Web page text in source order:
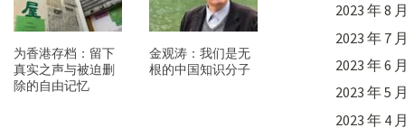
为香港存档：留下
真实之声与被迫删
除的自由记忆
金观涛：我们是无
根的中国知识分子
2023 年 8 月
2023 年 7 月
2023 年 6 月
2023 年 5 月
2023 年 4 月